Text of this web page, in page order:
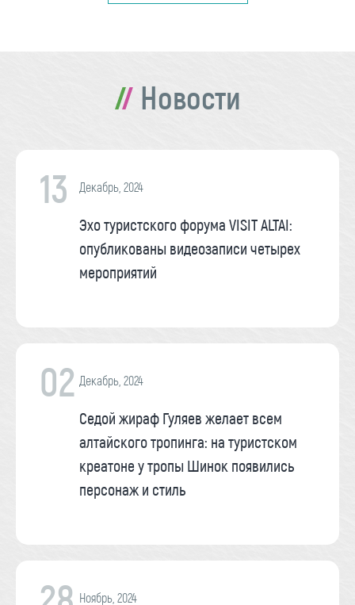
Новости
13 Декабрь, 2024
Эхо туристского форума VISIT ALTAI:
опубликованы видеозаписи четырех
мероприятий
02 Декабрь, 2024
Седой жираф Гуляев желает всем
алтайского тропинга: на туристском
креатоне у тропы Шинок появились
персонаж и стиль
Ноябрь, 2024